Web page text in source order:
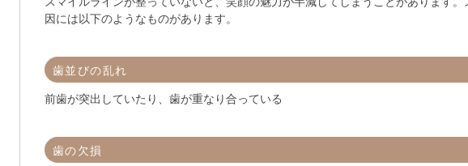
因には以下のようなものがあります。
歯並びの乱れ
前歯が突出していたり、歯が重なり合っている
歯の欠損